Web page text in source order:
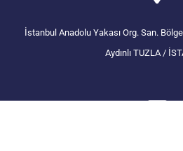
İstanbul Anadolu Yakası Org. San.
Aydınlı TUZLA /